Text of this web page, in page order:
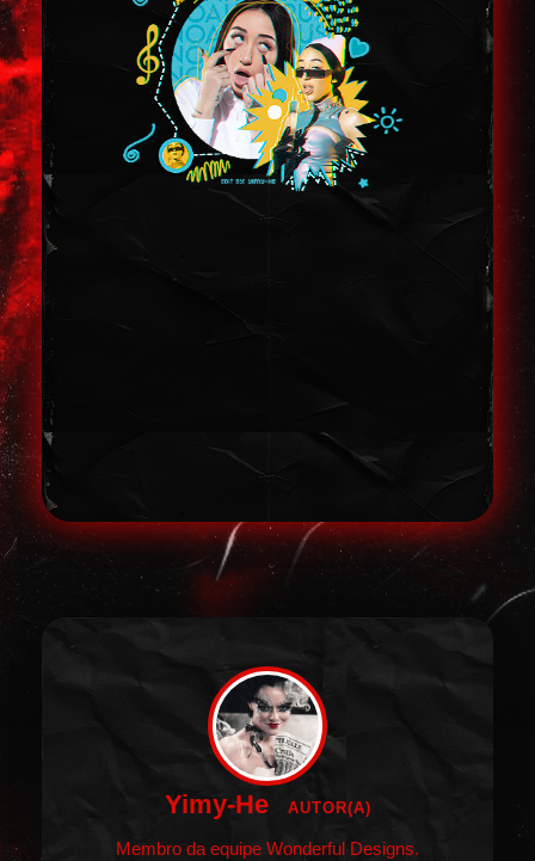
Yimy-He AUTOR(A)
Membro da equipe Wonderful Designs.